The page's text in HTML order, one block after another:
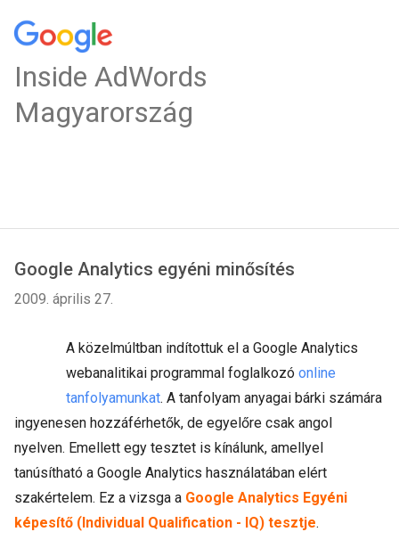
Inside AdWords
Magyarország
Google Analytics egyéni minősítés
2009. április 27.
A közelmúltban indítottuk el a Google Analytics
webanalitikai programmal foglalkozó online
tanfolyamunkat. A tanfolyam anyagai bárki számára
ingyenesen hozzáférhetők, de egyelőre csak angol
nyelven. Emellett egy tesztet is kínálunk, amellyel
tanúsítható a Google Analytics használatában elért
szakértelem. Ez a vizsga a Google Analytics Egyéni
képesítő (Individual Qualification - IQ) tesztje.